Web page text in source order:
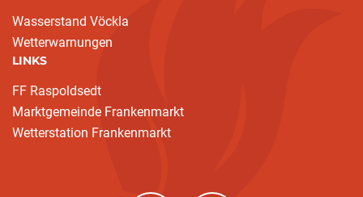
Wasserstand Vöckla
Wetterwarnungen
LINKS
FF Raspoldsedt
Marktgemeinde Frankenmarkt
Wetterstation Frankenmarkt